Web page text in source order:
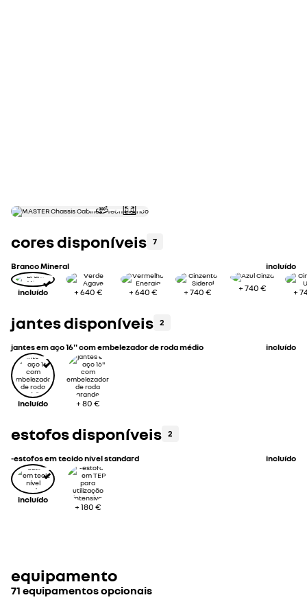
cores disponíveis 7
Branco Mineral incluído
incluído +640 € +640 € +740 € +740 € +
jantes disponíveis 2
jantes em aço 16'' com embelezador de roda médio incluído
incluído +80 €
estofos disponíveis 2
-estofos em tecido nível standard incluído
incluído
+180 €
equipamento
71 equipamentos opcionais